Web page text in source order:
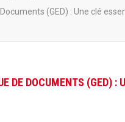
(GED) : Une clé
DE DOCUMENTS (GED)